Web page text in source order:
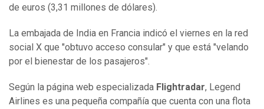
de euros (3,31 millones de dólares).
La embajada de India en Francia indicó el viernes en la red
social X que "obtuvo acceso consular" y que está "velando
por el bienestar de los pasajeros".
Según la página web especializada Flightradar, Legend
Airlines es una pequeña compañía que cuenta con una flota